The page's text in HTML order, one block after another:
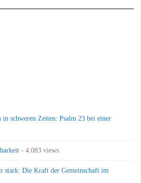
schweren Zeiten: Psalm 23 bei einer
- 4.083 views
stark: Die Kraft der Gemeinschaft im